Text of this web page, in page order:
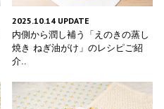
2025.10.14 UPDATE
内側から潤し補う「えのきの蒸し
焼き ねぎ油がけ」のレシピご紹
介..